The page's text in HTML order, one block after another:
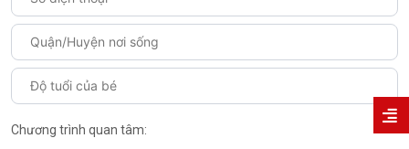
Chương trình quan tâm: